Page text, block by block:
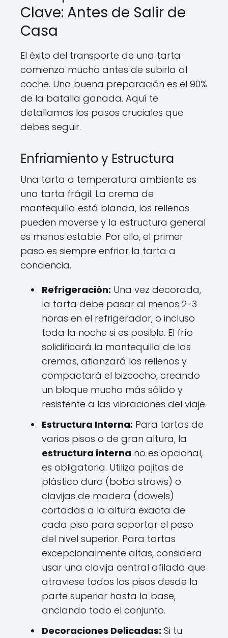
Clave: Antes de Salir de
Casa
El éxito del transporte de una tarta
comienza mucho antes de subirla al
coche. Una buena preparación es el 90%
de la batalla ganada. Aquí te
detallamos los pasos cruciales que
debes seguir.
Enfriamiento y Estructura
Una tarta a temperatura ambiente es
una tarta frágil. La crema de
mantequilla está blanda, los rellenos
pueden moverse y la estructura general
es menos estable. Por ello, el primer
paso es siempre enfriar la tarta a
conciencia.
Refrigeración: Una vez decorada,
la tarta debe pasar al menos 2-3
horas en el refrigerador, o incluso
toda la noche si es posible. El frío
solidificará la mantequilla de las
cremas, afianzará los rellenos y
compactará el bizcocho, creando
un bloque mucho más sólido y
resistente a las vibraciones del viaje.
Estructura Interna: Para tartas de
varios pisos o de gran altura, la
estructura interna no es opcional,
es obligatoria. Utiliza pajitas de
plástico duro (boba straws) o
clavijas de madera (dowels)
cortadas a la altura exacta de
cada piso para soportar el peso
del nivel superior. Para tartas
excepcionalmente altas, considera
usar una clavija central afilada que
atraviese todos los pisos desde la
parte superior hasta la base,
anclando todo el conjunto.
Decoraciones Delicadas: Si tu